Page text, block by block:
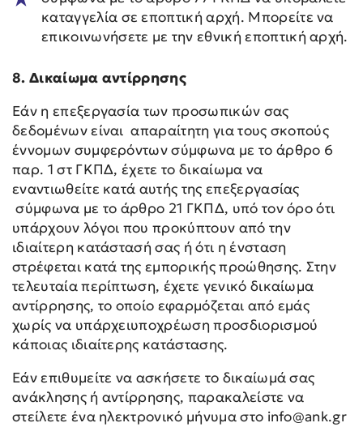
καταγγελία σε εποπτική αρχή. Μπορείτε να
επικοινωνήσετε με την εθνική εποπτική αρχή.
8. Δικαίωμα αντίρρησης
Εάν η επεξεργασία των προσωπικών σας
δεδομένων είναι απαραίτητη για τους σκοπούς
έννομων συμφερόντων σύμφωνα με το άρθρο 6
παρ. 1 στ ΓΚΠΔ, έχετε το δικαίωμα να
εναντιωθείτε κατά αυτής της επεξεργασίας
σύμφωνα με το άρθρο 21 ΓΚΠΔ, υπό τον όρο ότι
υπάρχουν λόγοι που προκύπτουν από την
ιδιαίτερη κατάστασή σας ή ότι η ένσταση
στρέφεται κατά της εμπορικής προώθησης. Στην
τελευταία περίπτωση, έχετε γενικό δικαίωμα
αντίρρησης, το οποίο εφαρμόζεται από εμάς
χωρίς να υπάρχειυποχρέωση προσδιορισμού
κάποιας ιδιαίτερης κατάστασης.
Εάν επιθυμείτε να ασκήσετε το δικαίωμά σας
ανάκλησης ή αντίρρησης, παρακαλείστε να
στείλετε ένα ηλεκτρονικό μήνυμα στο info@ank.gr